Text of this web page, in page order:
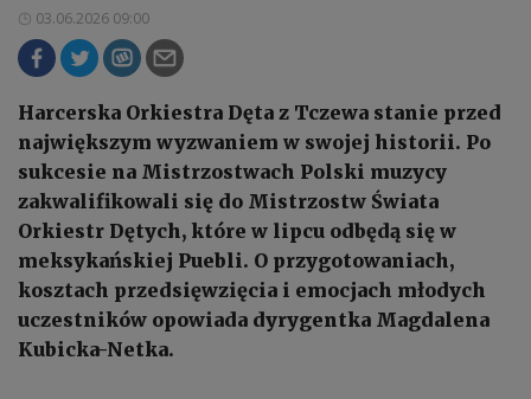
03.06.2026 09:00
Harcerska Orkiestra Dęta z Tczewa stanie przed
największym wyzwaniem w swojej historii. Po
sukcesie na Mistrzostwach Polski muzycy
zakwalifikowali się do Mistrzostw Świata
Orkiestr Dętych, które w lipcu odbędą się w
meksykańskiej Puebli. O przygotowaniach,
kosztach przedsięwzięcia i emocjach młodych
uczestników opowiada dyrygentka Magdalena
Kubicka-Netka.